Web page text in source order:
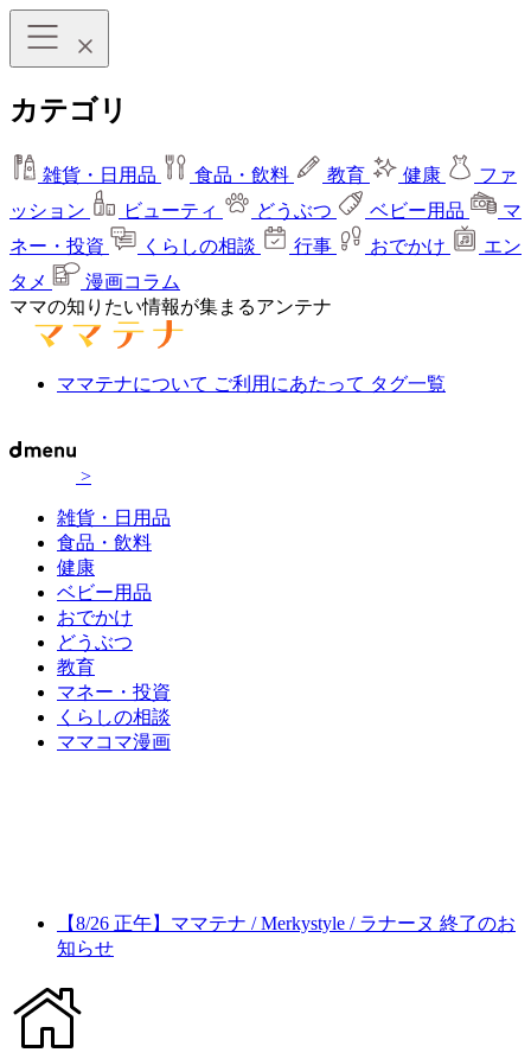
カテゴリ
雑貨・日用品 食品・飲料 教育 健康
ファ
ッション
ビューティ どうぶつ ベビー用品
マ
ネー・投資
くらしの相談 行事 おでかけ
エン
タメ
漫画コラム
ママの知りたい情報が集まるアンテナ
ママテナについて ご利用にあたって タグ一覧
>
雑貨・日用品
食品・飲料
健康
ベビー用品
おでかけ
どうぶつ
教育
マネー・投資
くらしの相談
ママコマ漫画
【8/26 正午】ママテナ / Merkystyle / ラナーヌ 終了のお
知らせ